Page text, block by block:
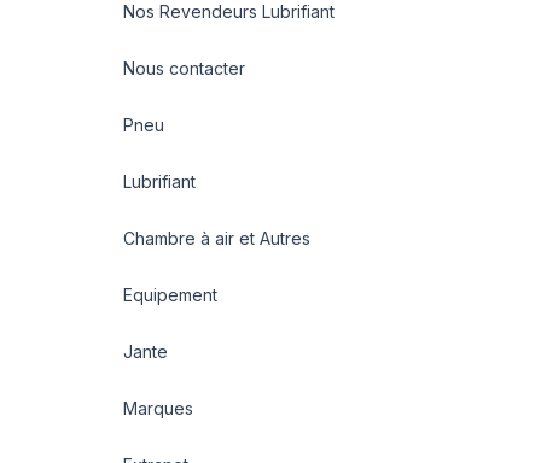
P ZERO PZ4 NCS ELECT
ROSSO
S-A/T+
S-VERD
Nos Revendeurs Lubrifiant
Nous contacter
Pneu
Lubrifiant
Chambre à air et Autres
Equipement
Jante
Marques